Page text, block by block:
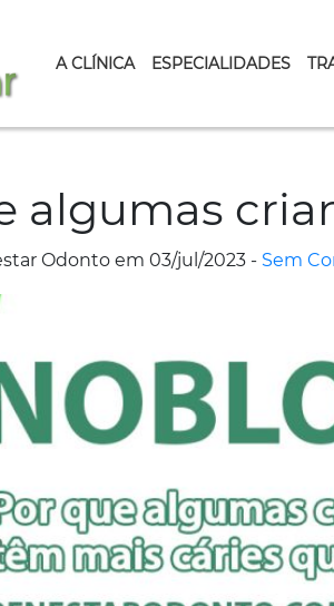
A CLÍNICA ESPECIALIDADES
algumas
Odonto em 03/jul/2023 - Sem